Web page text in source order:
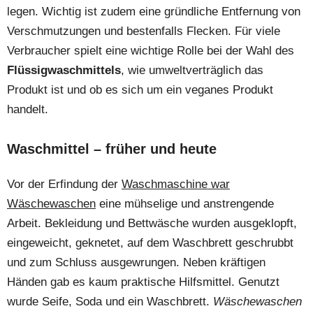
legen. Wichtig ist zudem eine gründliche Entfernung von
Verschmutzungen und bestenfalls Flecken. Für viele
Verbraucher spielt eine wichtige Rolle bei der Wahl des
Flüssigwaschmittels, wie umweltverträglich das
Produkt ist und ob es sich um ein veganes Produkt
handelt.
Waschmittel – früher und heute
Vor der Erfindung der Waschmaschine war
Wäschewaschen eine mühselige und anstrengende
Arbeit. Bekleidung und Bettwäsche wurden ausgeklopft,
eingeweicht, geknetet, auf dem Waschbrett geschrubbt
und zum Schluss ausgewrungen. Neben kräftigen
Händen gab es kaum praktische Hilfsmittel. Genutzt
wurde Seife, Soda und ein Waschbrett. Wäschewaschen